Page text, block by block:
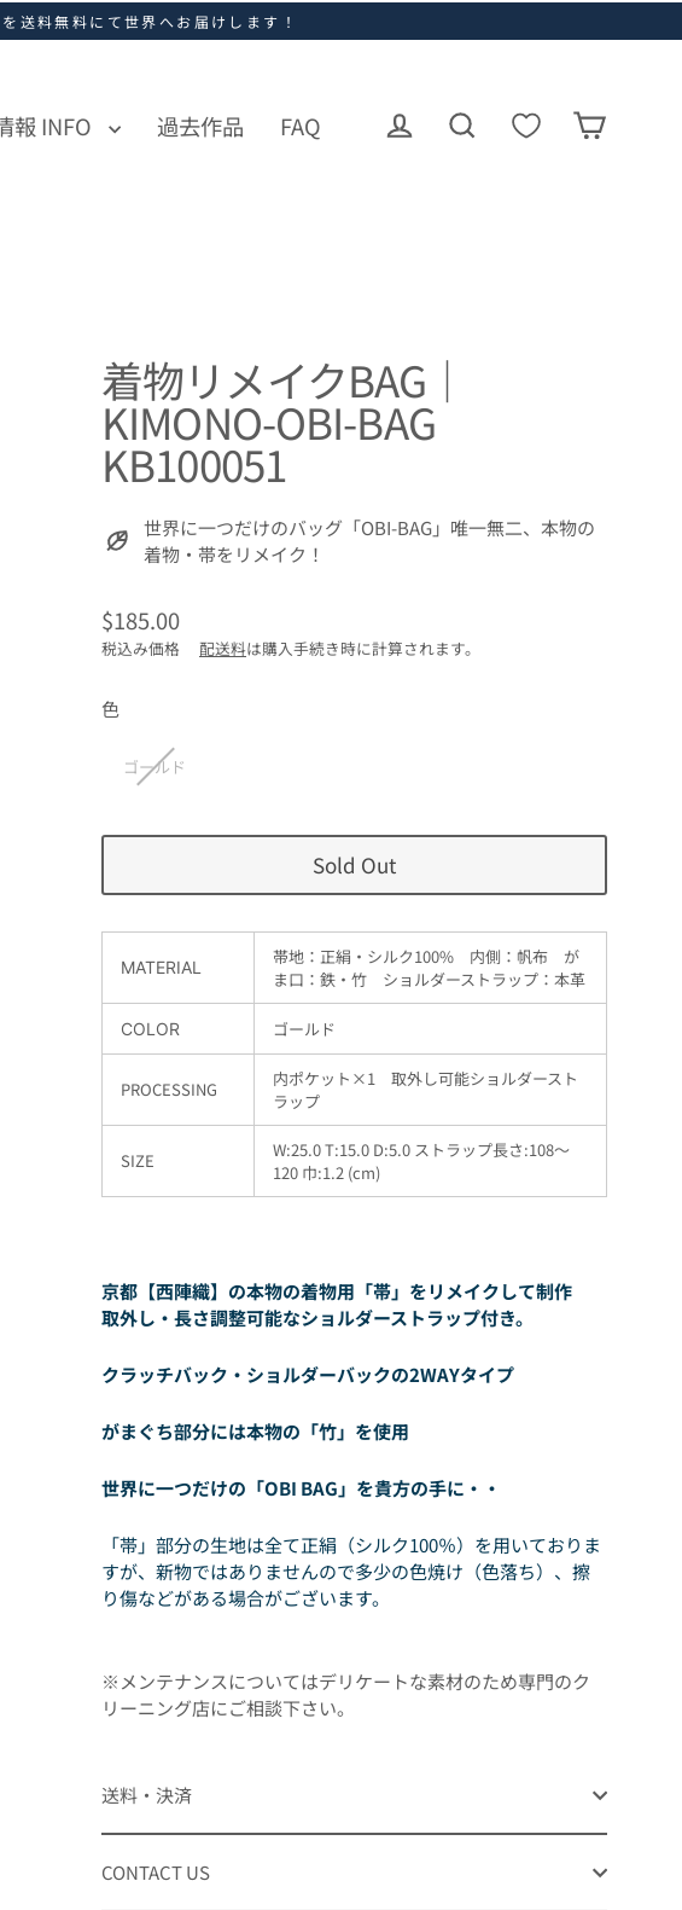
送料無料にて世界へお届けします！
報 INFO 過去作品 FAQ ログイン
着物リメイクBAG｜
KIMONO-OBI-BAG
KB100051
世界に一つだけのバッグ「OBI-BAG」唯一無二、本物の
着物・帯をリメイク！
通
常
格
$185.00
税込み価格 配送料は購入手続き時に計算されます。
色
ゴールド
Sold Out
MATERIAL 帯地：正絹・シルク100% 内側： 帆布 が
ま口：鉄・竹 ショルダーストラップ：本革
COLOR ゴールド
PROCESSING
内ポケット×1 取外し可能ショルダースト
ラップ
SIZE
W:25.0 T:15.0 D:5.0 ストラップ長さ:108〜
120 巾:1.2 (cm)
京都【西陣織】の本物の着物用「帯」をリメイクして制作
取外し・長さ調整可能なショルダーストラップ付き。
クラッチバック・ショルダーバックの2WAYタイプ
がまぐち部分には本物の「竹」を使用
世界に一つだけの「OBI BAG」を貴方の手に・・
「帯」部分の生地は全て正絹（シルク100％）を用いておりま
すが、新物ではありませんので多少の色焼け（色落ち）、擦
り傷などがある場合がございます。
※メンテナンスについてはデリケートな素材のため専門のク
リーニング店にご相談下さい。
送料・決済
CONTACT US